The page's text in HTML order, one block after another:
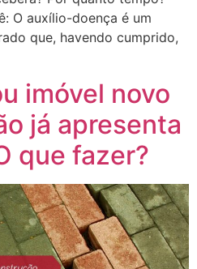
O auxílio-doença é um
que, havendo cumprido,
imóvel novo
já apresenta
que fazer?